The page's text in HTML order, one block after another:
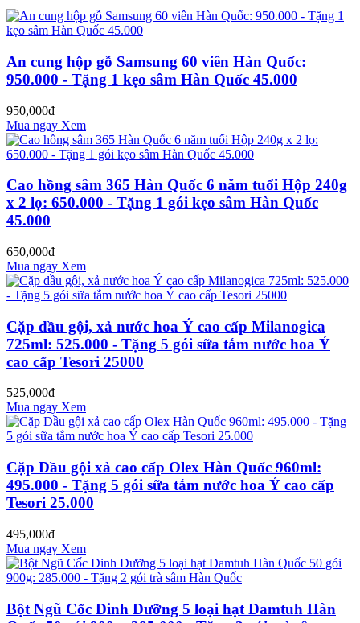
An cung hộp gỗ Samsung 60 viên Hàn Quốc:
950.000 - Tặng 1 kẹo sâm Hàn Quốc 45.000
950,000đ
Mua ngay Xem
Cao hồng sâm 365 Hàn Quốc 6 năm tuổi Hộp 240g
x 2 lọ: 650.000 - Tặng 1 gói kẹo sâm Hàn Quốc
45.000
650,000đ
Mua ngay Xem
Cặp dầu gội, xả nước hoa Ý cao cấp Milanogica
725ml: 525.000 - Tặng 5 gói sữa tắm nước hoa Ý
cao cấp Tesori 25000
525,000đ
Mua ngay Xem
Cặp Dầu gội xả cao cấp Olex Hàn Quốc 960ml:
495.000 - Tặng 5 gói sữa tắm nước hoa Ý cao cấp
Tesori 25.000
495,000đ
Mua ngay Xem
Bột Ngũ Cốc Dinh Dưỡng 5 loại hạt Damtuh Hàn